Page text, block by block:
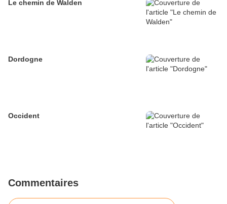
Le chemin de Walden
Dordogne
Occident
Commentaires